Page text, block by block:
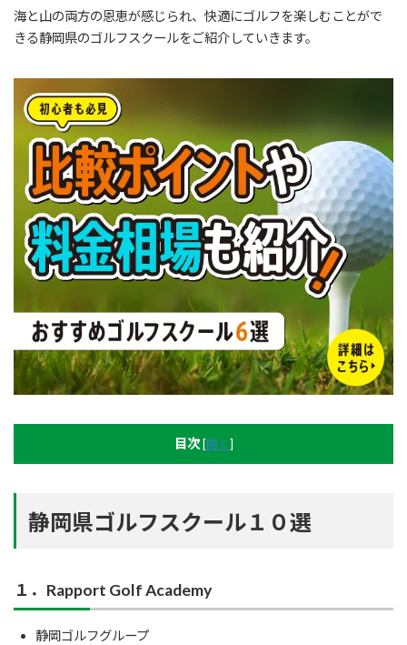
海と山の両方の恩恵が感じられ、快適にゴルフを楽しむことがで
きる静岡県のゴルフスクールをご紹介していきます。
目次 [開く ]
静岡県ゴルフスクール１０選
１．Rapport Golf Academy
静岡ゴルフグループ